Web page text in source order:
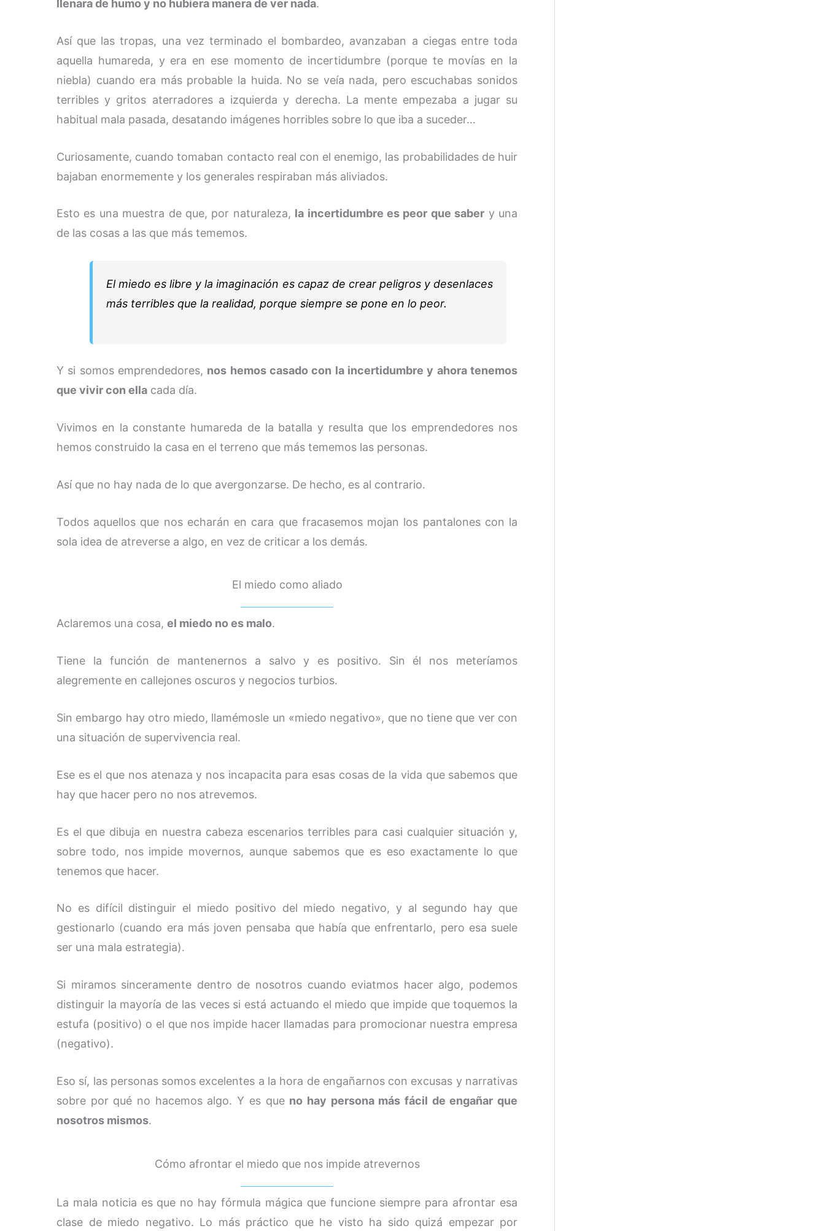
llenara de humo y no hubiera manera de ver nada.
Así que las tropas, una vez terminado el bombardeo, avanzaban a ciegas entre toda
aquella humareda, y era en ese momento de incertidumbre (porque te movías en la
niebla) cuando era más probable la huida. No se veía nada, pero escuchabas sonidos
terribles y gritos aterradores a izquierda y derecha. La mente empezaba a jugar su
habitual mala pasada, desatando imágenes horribles sobre lo que iba a suceder…
Curiosamente, cuando tomaban contacto real con el enemigo, las probabilidades de huir
bajaban enormemente y los generales respiraban más aliviados.
Esto es una muestra de que, por naturaleza, la incertidumbre es peor que saber y una
de las cosas a las que más tememos.
El miedo es libre y la imaginación es capaz de crear peligros y desenlaces
más terribles que la realidad, porque siempre se pone en lo peor.
Y si somos emprendedores, nos hemos casado con la incertidumbre y ahora tenemos
que vivir con ella cada día.
Vivimos en la constante humareda de la batalla y resulta que los emprendedores nos
hemos construido la casa en el terreno que más tememos las personas.
Así que no hay nada de lo que avergonzarse. De hecho, es al contrario.
Todos aquellos que nos echarán en cara que fracasemos mojan los pantalones con la
sola idea de atreverse a algo, en vez de criticar a los demás.
El miedo como aliado
Aclaremos una cosa, el miedo no es malo.
Tiene la función de mantenernos a salvo y es positivo. Sin él nos meteríamos
alegremente en callejones oscuros y negocios turbios.
Sin embargo hay otro miedo, llamémosle un «miedo negativo», que no tiene que ver con
una situación de supervivencia real.
Ese es el que nos atenaza y nos incapacita para esas cosas de la vida que sabemos que
hay que hacer pero no nos atrevemos.
Es el que dibuja en nuestra cabeza escenarios terribles para casi cualquier situación y,
sobre todo, nos impide movernos, aunque sabemos que es eso exactamente lo que
tenemos que hacer.
No es difícil distinguir el miedo positivo del miedo negativo, y al segundo hay que
gestionarlo (cuando era más joven pensaba que había que enfrentarlo, pero esa suele
ser una mala estrategia).
Si miramos sinceramente dentro de nosotros cuando eviatmos hacer algo, podemos
distinguir la mayoría de las veces si está actuando el miedo que impide que toquemos la
estufa (positivo) o el que nos impide hacer llamadas para promocionar nuestra empresa
(negativo).
Eso sí, las personas somos excelentes a la hora de engañarnos con excusas y narrativas
sobre por qué no hacemos algo. Y es que no hay persona más fácil de engañar que
nosotros mismos.
Cómo afrontar el miedo que nos impide atrevernos
La mala noticia es que no hay fórmula mágica que funcione siempre para afrontar esa
clase de miedo negativo. Lo más práctico que he visto ha sido quizá empezar por